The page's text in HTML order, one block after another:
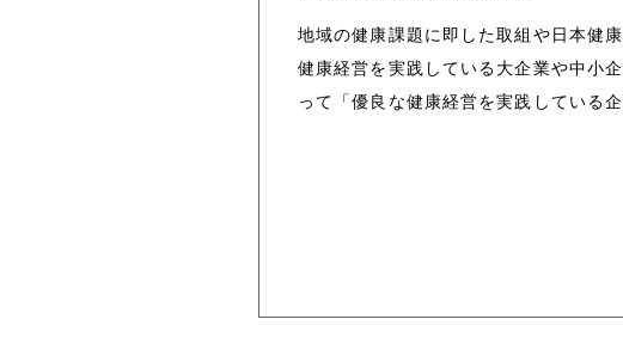
地域の健康課題に即した取組や日本健
健康経営を実践している大企業や中小
って「優良な健康経営を実践している